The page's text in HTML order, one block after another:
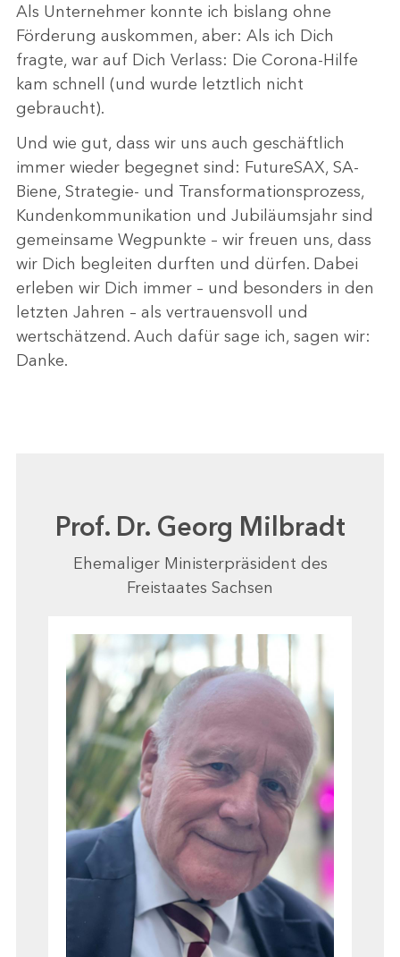
Als Unternehmer konnte ich bislang ohne
Förderung auskommen, aber: Als ich Dich
fragte, war auf Dich Verlass: Die Corona-Hilfe
kam schnell (und wurde letztlich nicht
gebraucht).
Und wie gut, dass wir uns auch geschäftlich
immer wieder begegnet sind: FutureSAX, SA-
Biene, Strategie- und Transformationsprozess,
Kundenkommunikation und Jubiläumsjahr sind
gemeinsame Wegpunkte – wir freuen uns, dass
wir Dich begleiten durften und dürfen. Dabei
erleben wir Dich immer – und besonders in den
letzten Jahren – als vertrauensvoll und
wertschätzend. Auch dafür sage ich, sagen wir:
Danke.
Prof. Dr. Georg Milbradt
Ehemaliger Ministerpräsident des
Freistaates Sachsen